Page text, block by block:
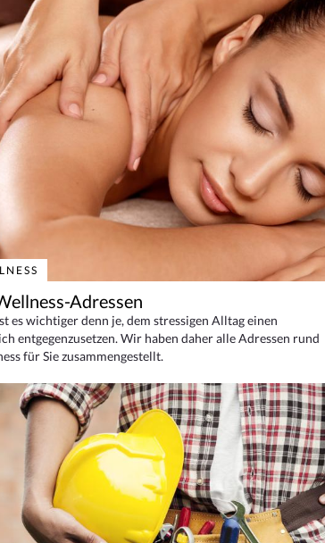
Adressen
es wichtiger denn je, dem stressigen Alltag einen
entgegenzusetzen. Wir haben daher alle Adressen rund
für Sie zusammengestellt.